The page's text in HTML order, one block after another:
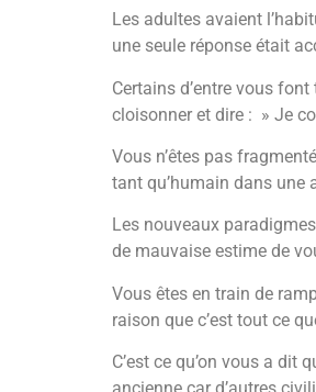
Les adultes avaient
une seule réponse était
Certains d’entre vous
cloisonner et dire : » Je
Vous n’êtes pas
tant qu’humain dans une
Les nouveaux
de mauvaise estime de
Vous êtes en train de
raison que c’est tout ce
C’est ce qu’on vous a